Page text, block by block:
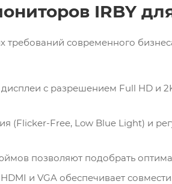
IRBY
современного
с разрешением Full HD и
(Flicker-Free, Low Blue Light) и
позволяют подобрать
и VGA обеспечивает